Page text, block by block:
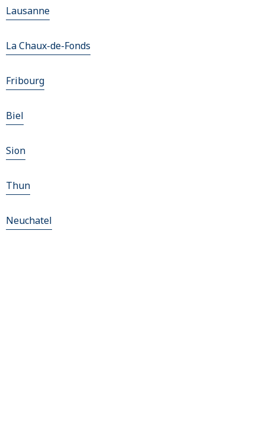
Lausanne
La Chaux-de-Fonds
Fribourg
Biel
Sion
Thun
Neuchatel